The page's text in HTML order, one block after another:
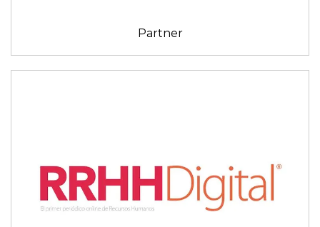
Partner